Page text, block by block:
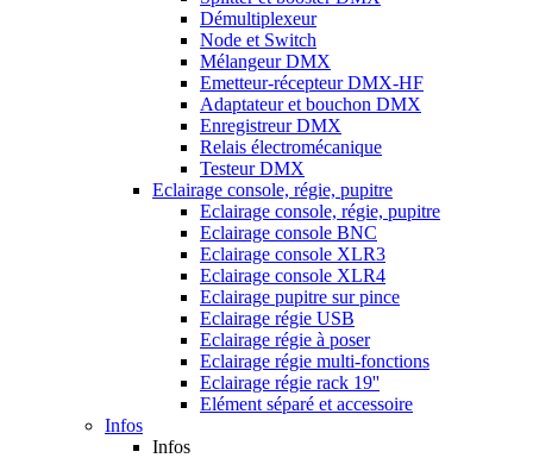
Démultiplexeur
Node et Switch
Mélangeur DMX
Emetteur-récepteur DMX-HF
Adaptateur et bouchon DMX
Enregistreur DMX
Relais électromécanique
Testeur DMX
Eclairage console, régie, pupitre
Eclairage console, régie, pupitre
Eclairage console BNC
Eclairage console XLR3
Eclairage console XLR4
Eclairage pupitre sur pince
Eclairage régie USB
Eclairage régie à poser
Eclairage régie multi-fonctions
Eclairage régie rack 19''
Elément séparé et accessoire
Infos
Infos